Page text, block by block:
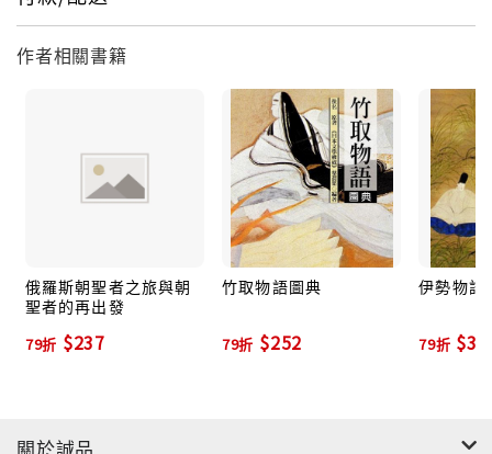
作者相關書籍
俄羅斯朝聖者之旅與朝
聖者的再出發
79折 $237
竹取物語圖典
79折 $252
伊勢物語
79折
關於誠品